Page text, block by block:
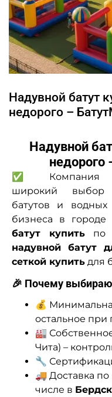
Надувной батут
недорого –
Надувной
недорого
✅ Компания
широкий выбор
батутов и
бизнеса в городе
батут купить по
надувной батут
сеткой купить для
🎉 Почему
💰
остальное при
🏭
Чита) –
🔧
🚚 Доставка
числе в Бердск